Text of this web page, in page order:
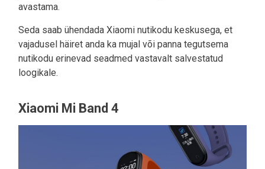
avastama.
Seda saab ühendada Xiaomi nutikodu keskusega, et
vajadusel häiret anda ka mujal või panna tegutsema
nutikodu erinevad seadmed vastavalt salvestatud
loogikale.
Xiaomi Mi Band 4